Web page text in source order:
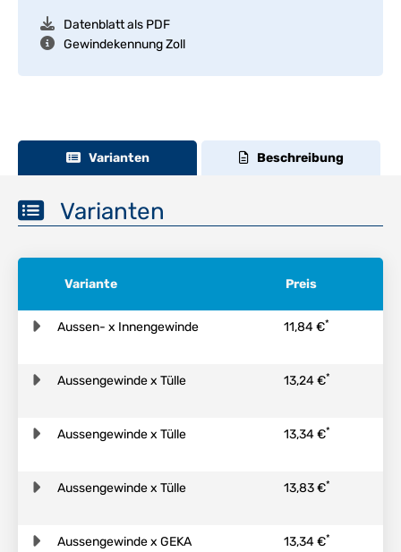
Datenblatt als PDF
Gewindekennung Zoll
Varianten Beschreibung
Varianten
Variante Preis
Aussen- x Innengewinde 11,84 €*
Aussengewinde x Tülle 13,24 €*
Aussengewinde x Tülle 13,34 €*
Aussengewinde x Tülle 13,83 €*
Aussengewinde x GEKA 13,34 €*